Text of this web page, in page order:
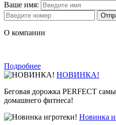
Ваше имя:
О компании
Подробнее
НОВИНКА!
Беговая дорожка PERFECT
домашнего фитнеса!
Новинка